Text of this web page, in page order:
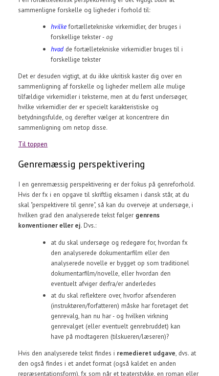
sammenligne forskelle og ligheder i forhold til:
hvilkefortælletekniske virkemidler, der bruges i
forskellige tekster -og
hvad de fortælletekniske virkemidler bruges til i
forskellige tekster
Det er desuden vigtigt, at du ikke ukritisk kaster dig over en
sammenligning af forskelle og ligheder mellem alle mulige
tilfældige virkemidler i teksterne, men at du først undersøger,
hvilke virkemidler der er specielt karakteristiske og
betydningsfulde, og derefter vælger at koncentrere din
sammenligning om netop disse.
Til toppen
Genremæssig perspektivering
I en genremæssig perspektivering er der fokus på genreforhold.
Hvis der fx i en opgave til skriftlig eksamen i dansk står, at du
skal "perspektivere til genre", så kan du overveje at undersøge, i
hvilken grad den analyserede tekst følger genrens
konventioner eller ej. Dvs.:
at du skal undersøge og redegøre for, hvordan fx
den analyserede dokumentarfilm eller den
analyserede novelle er bygget op som traditionel
dokumentarfilm/novelle, eller hvordan den
eventuelt afviger derfra/er anderledes
at du skal reflektere over, hvorfor afsenderen
(instruktøren/forfatteren) måske har foretaget det
genrevalg, han nu har - og hvilken virkning
genrevalget (eller eventuelt genrebruddet) kan
have på modtageren (tilskueren/læseren)?
Hvis den analyserede tekst findes i remedieret udgave, dvs. at
den også findes i et andet format (også kaldet en anden
repræsentationsform), fx som når et teaterstykke, en roman eller